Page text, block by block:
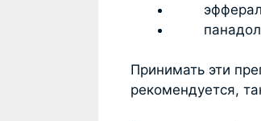
панадол
Принимать эти
рекомендуется,